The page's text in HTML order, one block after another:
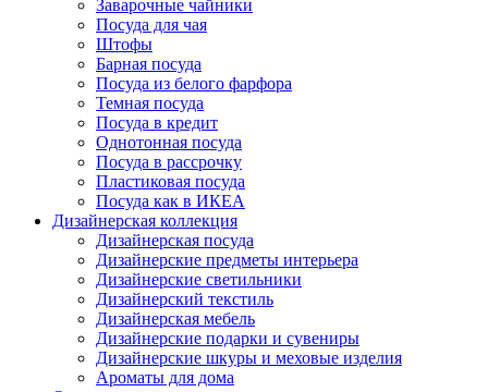
Заварочные чайники
Посуда для чая
Штофы
Барная посуда
Посуда из белого фарфора
Темная посуда
Посуда в кредит
Однотонная посуда
Посуда в рассрочку
Пластиковая посуда
Посуда как в ИКЕА
Дизайнерская коллекция
Дизайнерская посуда
Дизайнерские предметы интерьера
Дизайнерские светильники
Дизайнерский текстиль
Дизайнерская мебель
Дизайнерские подарки и сувениры
Дизайнерские шкуры и меховые изделия
Ароматы для дома